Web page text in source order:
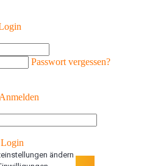
Passwort vergessen?
Anmelden
Login
ändern